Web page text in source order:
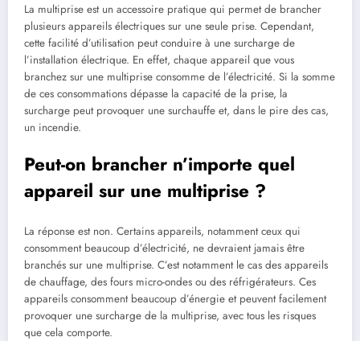
La multiprise est un accessoire pratique qui permet de brancher
plusieurs appareils électriques sur une seule prise. Cependant,
cette facilité d’utilisation peut conduire à une surcharge de
l’installation électrique. En effet, chaque appareil que vous
branchez sur une multiprise consomme de l’électricité. Si la somme
de ces consommations dépasse la capacité de la prise, la
surcharge peut provoquer une surchauffe et, dans le pire des cas,
un incendie.
Peut-on brancher n’importe quel
appareil sur une multiprise ?
La réponse est non. Certains appareils, notamment ceux qui
consomment beaucoup d’électricité, ne devraient jamais être
branchés sur une multiprise. C’est notamment le cas des appareils
de chauffage, des fours micro-ondes ou des réfrigérateurs. Ces
appareils consomment beaucoup d’énergie et peuvent facilement
provoquer une surcharge de la multiprise, avec tous les risques
que cela comporte.